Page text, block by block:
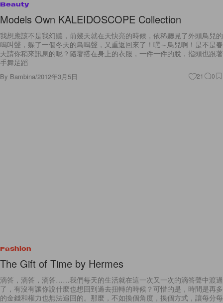
Beauty
Models Own KALEIDOSCOPE Collection
我想應該不是我幻聽，前幾天就在天快亮的時候，依稀聽見了外頭鳥兒的
鳴叫聲，躲了一個冬天的鳥鳴聲，又重返回來了！嘿～鳥兒啊！是不是春
天請你稍來訊息的呢？隨著搭在身上的衣服，一件一件的脫，指頭也跟著
手舞足蹈
By Bambina/2012年3月5日 21 0
Fashion
The Gift of Time by Hermes
滴答，滴答，滴答……我們每天的生活就在這一次又一次的滴答聲中渡過
了，有沒有讓你說什麼也想回到過去扭轉的時候？可惜的是，時間是再多
的金錢和權力也無法追回的。那麼，不如換個角度，換個方式，讓每分每